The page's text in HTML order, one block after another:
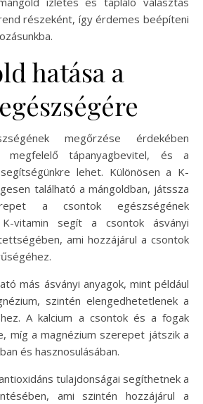
részeként, így érdemes beépíteni
hatása a
megőrzése érdekében
megfelelő tápanyagbevitel, és a
lehet. Különösen a K-
található a mángoldban, játssza
a csontok egészségének
vitamin segít a csontok ásványi
ami hozzájárul a csontok
más ásványi anyagok, mint például
szintén elengedhetetlenek a
A kalcium a csontok és a fogak
míg a magnézium szerepet játszik a
és hasznosulásában.
tulajdonságai segíthetnek a
ami szintén hozzájárul a